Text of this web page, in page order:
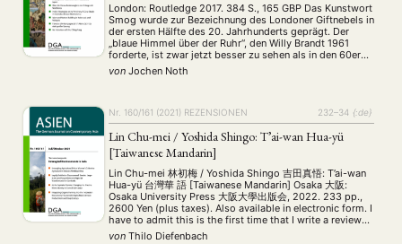
London: Routledge 2017. 384 S., 165 GBP Das Kunstwort
Smog wurde zur Bezeichnung des Londoner Giftnebels in
der ersten Hälfte des 20. Jahrhunderts geprägt. Der
„blaue Himmel über der Ruhr“, den Willy Brandt 1961
forderte, ist zwar jetzt besser zu sehen als in den 60er
Jahren, aber um den Preis einer radikalen regionalen De-
Industrialisierung und …
von Jochen Noth
Nr. 160/161 (2021) REZENSIONEN 232–34 {:de}
Lin Chu-mei / Yoshida Shingo: T’ai-wan Hua-yü
[Taiwanese Mandarin]
Lin Chu-mei 林初梅 / Yoshida Shingo 吉田真悟: T’ai-wan
Hua-yü 台灣華 語 [Taiwanese Mandarin] Osaka 大阪:
Osaka University Press 大阪大學出版会, 2022. 233 pp.,
2600 Yen (plus taxes). Also available in electronic form. I
have to admit this is the first time that I write a review
about a book which is mostly written in a language …
von Thilo Diefenbach